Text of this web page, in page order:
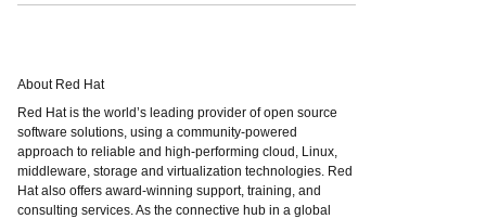
About Red Hat
Red Hat is the world’s leading provider of open source
software solutions, using a community-powered
approach to reliable and high-performing cloud, Linux,
middleware, storage and virtualization technologies. Red
Hat also offers award-winning support, training, and
consulting services. As the connective hub in a global